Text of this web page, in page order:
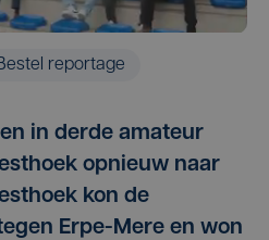
reportage
in derde amateur
opnieuw naar
kon de
Erpe-Mere en won